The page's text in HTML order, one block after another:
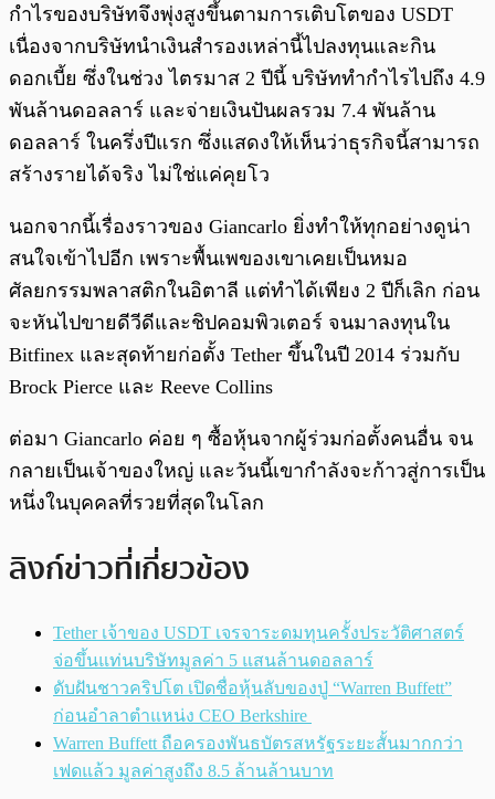
กำไรของบริษัทจึงพุ่งสูงขึ้นตามการเติบโตของ USDT
เนื่องจากบริษัทนำเงินสำรองเหล่านี้ไปลงทุนและกิน
ดอกเบี้ย ซึ่งในช่วง ไตรมาส 2 ปีนี้ บริษัททำกำไรไปถึง 4.9
พันล้านดอลลาร์ และจ่ายเงินปันผลรวม 7.4 พันล้าน
ดอลลาร์ ในครึ่งปีแรก ซึ่งแสดงให้เห็นว่าธุรกิจนี้สามารถ
สร้างรายได้จริง ไม่ใช่แค่คุยโว
นอกจากนี้เรื่องราวของ Giancarlo ยิ่งทำให้ทุกอย่างดูน่า
สนใจเข้าไปอีก เพราะพื้นเพของเขาเคยเป็นหมอ
ศัลยกรรมพลาสติกในอิตาลี แต่ทำได้เพียง 2 ปีก็เลิก ก่อน
จะหันไปขายดีวีดีและชิปคอมพิวเตอร์ จนมาลงทุนใน
Bitfinex และสุดท้ายก่อตั้ง Tether ขึ้นในปี 2014 ร่วมกับ
Brock Pierce และ Reeve Collins
ต่อมา Giancarlo ค่อย ๆ ซื้อหุ้นจากผู้ร่วมก่อตั้งคนอื่น จน
กลายเป็นเจ้าของใหญ่ และวันนี้เขากำลังจะก้าวสู่การเป็น
หนึ่งในบุคคลที่รวยที่สุดในโลก
ลิงก์ข่าวที่เกี่ยวข้อง
Tether เจ้าของ USDT เจรจาระดมทุนครั้งประวัติศาสตร์
จ่อขึ้นแท่นบริษัทมูลค่า 5 แสนล้านดอลลาร์
ดับฝันชาวคริปโต เปิดชื่อหุ้นลับของปู่ “Warren Buffett”
ก่อนอำลาตำแหน่ง CEO Berkshire
Warren Buffett ถือครองพันธบัตรสหรัฐระยะสั้นมากกว่า
เฟดแล้ว มูลค่าสูงถึง 8.5 ล้านล้านบาท